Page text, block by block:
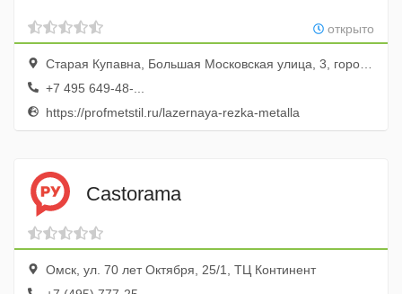
открыто
Старая Купавна, Большая Московская улица, 3, город Старая Купавна, Московская область, Россия
+7 495 649-48-...
https://profmetstil.ru/lazernaya-rezka-metalla
Castorama
Омск, ул. 70 лет Октября, 25/1, ТЦ Континент